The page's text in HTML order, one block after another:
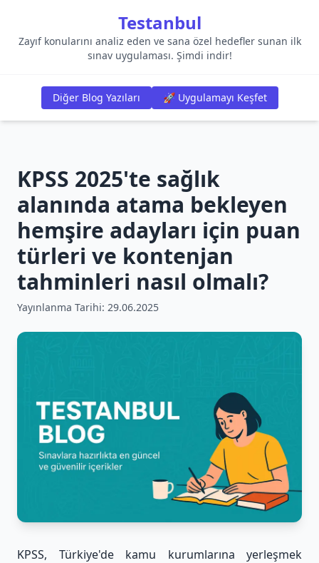
Testanbul
Zayıf konularını analiz eden ve sana özel hedefler sunan ilk
sınav uygulaması. Şimdi indir!
Diğer Blog Yazıları 🚀 Uygulamayı Keşfet
KPSS 2025'te sağlık
alanında atama bekleyen
hemşire adayları için puan
türleri ve kontenjan
tahminleri nasıl olmalı?
Yayınlanma Tarihi: 29.06.2025
KPSS, Türkiye'de kamu kurumlarına yerleşmek